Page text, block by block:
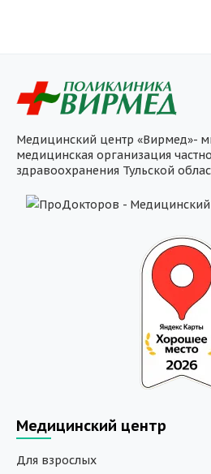
Медицинский центр «Вирмед»-
медицинская организация
здравоохранения Тульской
Медицинский центр
Для взрослых